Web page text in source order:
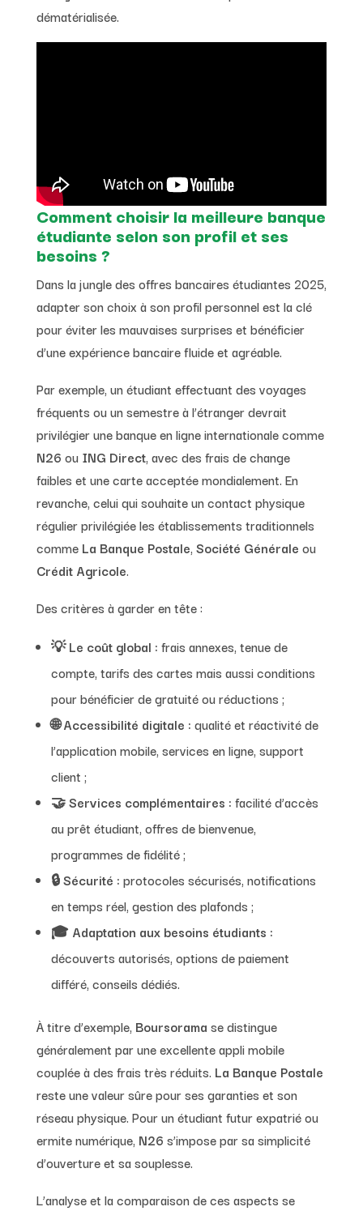
dématérialisée.
Comment choisir la meilleure banque
étudiante selon son profil et ses
besoins ?
Dans la jungle des offres bancaires étudiantes 2025,
adapter son choix à son profil personnel est la clé
pour éviter les mauvaises surprises et bénéficier
d’une expérience bancaire fluide et agréable.
Par exemple, un étudiant effectuant des voyages
fréquents ou un semestre à l’étranger devrait
privilégier une banque en ligne internationale comme
N26 ou ING Direct, avec des frais de change
faibles et une carte acceptée mondialement. En
revanche, celui qui souhaite un contact physique
régulier privilégiée les établissements traditionnels
comme La Banque Postale, Société Générale ou
Crédit Agricole.
Des critères à garder en tête :
💡Le coût global : frais annexes, tenue de
compte, tarifs des cartes mais aussi conditions
pour bénéficier de gratuité ou réductions ;
🌐Accessibilité digitale : qualité et réactivité de
l’application mobile, services en ligne, support
client ;
🤝Services complémentaires : facilité d’accès
au prêt étudiant, offres de bienvenue,
programmes de fidélité ;
🔒Sécurité : protocoles sécurisés, notifications
en temps réel, gestion des plafonds ;
🎓 Adaptation aux besoins étudiants :
découverts autorisés, options de paiement
différé, conseils dédiés.
À titre d’exemple, Boursorama se distingue
généralement par une excellente appli mobile
couplée à des frais très réduits. La Banque Postale
reste une valeur sûre pour ses garanties et son
réseau physique. Pour un étudiant futur expatrié ou
ermite numérique, N26 s’impose par sa simplicité
d’ouverture et sa souplesse.
L’analyse et la comparaison de ces aspects se